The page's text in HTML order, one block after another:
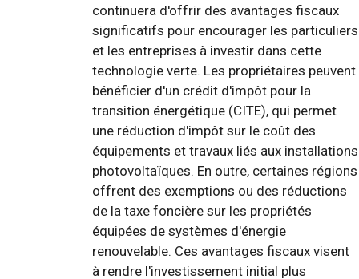
continuera d'offrir des avantages fiscaux
significatifs pour encourager les particuliers
et les entreprises à investir dans cette
technologie verte. Les propriétaires peuvent
bénéficier d'un crédit d'impôt pour la
transition énergétique (CITE), qui permet
une réduction d'impôt sur le coût des
équipements et travaux liés aux installations
photovoltaïques. En outre, certaines régions
offrent des exemptions ou des réductions
de la taxe foncière sur les propriétés
équipées de systèmes d'énergie
renouvelable. Ces avantages fiscaux visent
à rendre l'investissement initial plus